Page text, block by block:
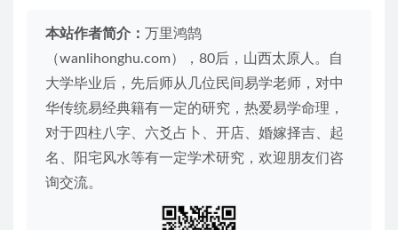
本站作者简介： 万里鸿鹄
（wanlihonghu.com），80后，山西太原人。自
大学毕业后，先后师从几位民间易学老师，对中
华传统易经典籍有一定的研究，热爱易学命理，
对于四柱八字、六爻占卜、开店、婚嫁择吉、起
名、阳宅风水等有一定学术研究，欢迎朋友们咨
询交流。